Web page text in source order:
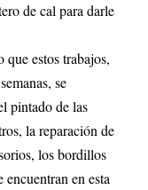
de cal para darle
estos trabajos,
se
pintado de las
la reparación de
los bordillos
en esta